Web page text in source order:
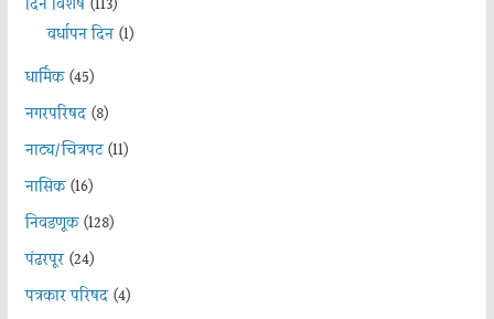
दिन विशेष (113)
वर्धापन दिन(1)
धार्मिक(45)
नगरपरिषद(8)
नाट्य/चित्रपट(11)
नासिक(16)
निवडणूक(128)
पंढरपूर(24)
पत्रकार परिषद(4)